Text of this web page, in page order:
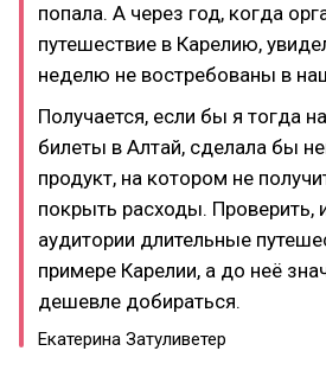
попала. А через год, когда
путешествие в Карелию,
неделю не востребованы в
Получается, если бы я тогда
билеты в Алтай, сделала бы
продукт, на котором не
покрыть расходы. Проверить,
аудитории длительные
примере Карелии, а до неё
дешевле добираться.
Екатерина Затуливетер